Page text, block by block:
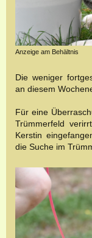
Anzeige am Behältnis
Die weniger
an diesem
Für eine
Trümmerfeld
Kerstin
die Suche im